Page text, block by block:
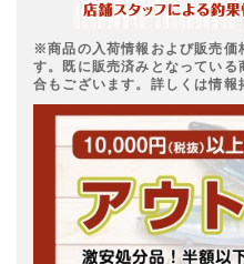
※商品の入荷情報および販売価
す。既に販売済みとなってい
合もございます。詳しくは情報